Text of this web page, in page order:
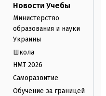
Новости Учебы
Министерство
образования и науки
Украины
Школа
НМТ 2026
Саморазвитие
Обучение за границей